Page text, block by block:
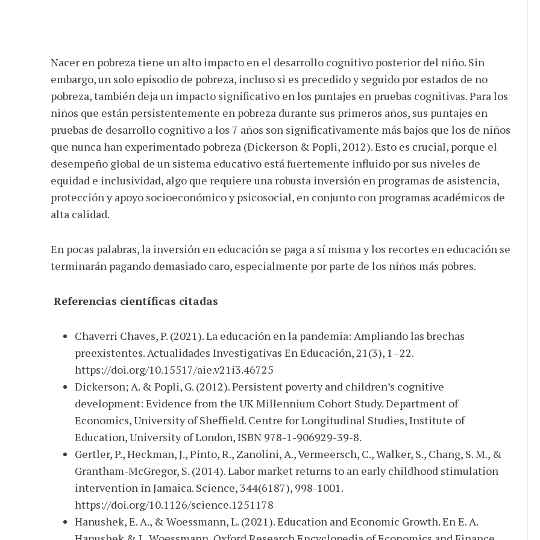
Nacer en pobreza tiene un alto impacto en el desarrollo cognitivo posterior del niño. Sin
embargo, un solo episodio de pobreza, incluso si es precedido y seguido por estados de no
pobreza, también deja un impacto significativo en los puntajes en pruebas cognitivas. Para los
niños que están persistentemente en pobreza durante sus primeros años, sus puntajes en
pruebas de desarrollo cognitivo a los 7 años son significativamente más bajos que los de niños
que nunca han experimentado pobreza (Dickerson & Popli, 2012). Esto es crucial, porque el
desempeño global de un sistema educativo está fuertemente influido por sus niveles de
equidad e inclusividad, algo que requiere una robusta inversión en programas de asistencia,
protección y apoyo socioeconómico y psicosocial, en conjunto con programas académicos de
alta calidad.
En pocas palabras, la inversión en educación se paga a sí misma y los recortes en educación se
terminarán pagando demasiado caro, especialmente por parte de los niños más pobres.
Referencias científicas citadas
Chaverri Chaves, P. (2021). La educación en la pandemia: Ampliando las brechas
preexistentes. Actualidades Investigativas En Educación, 21(3), 1–22.
https://doi.org/10.15517/aie.v21i3.46725
Dickerson; A. & Popli, G. (2012). Persistent poverty and children’s cognitive
development: Evidence from the UK Millennium Cohort Study. Department of
Economics, University of Sheffield. Centre for Longitudinal Studies, Institute of
Education, University of London, ISBN 978-1-906929-39-8.
Gertler, P., Heckman, J., Pinto, R., Zanolini, A., Vermeersch, C., Walker, S., Chang, S. M., &
Grantham-McGregor, S. (2014). Labor market returns to an early childhood stimulation
intervention in Jamaica. Science, 344(6187), 998-1001.
https://doi.org/10.1126/science.1251178
Hanushek, E. A., & Woessmann, L. (2021). Education and Economic Growth. En E. A.